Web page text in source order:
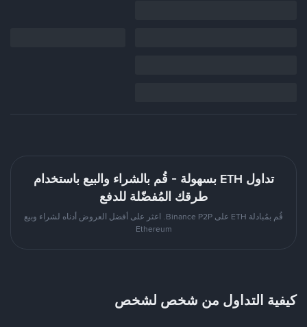
تداول ETH بسهولة - قُم بالشراء والبيع باستخدام
طرقك المُفضّلة للدفع
قُم بمُبادلة ETH على Binance P2P. اعثر على أفضل العروض أدناه لشراء وبيع
Ethereum
كيفية التداول من شخص لشخص